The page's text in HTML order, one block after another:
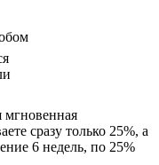
мгновенная
сразу только 25%, а
6 недель, по 25%